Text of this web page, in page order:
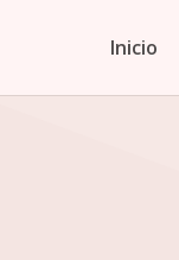
Inicio